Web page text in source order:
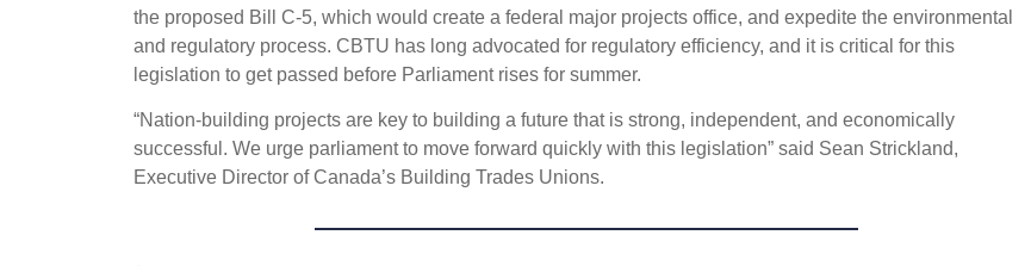
the proposed Bill C-5, which would create a federal major projects office, and expedite the environmental
and regulatory process. CBTU has long advocated for regulatory efficiency, and it is critical for this
legislation to get passed before Parliament rises for summer.
“Nation-building projects are key to building a future that is strong, independent, and economically
successful. We urge parliament to move forward quickly with this legislation” said Sean Strickland,
Executive Director of Canada’s Building Trades Unions.